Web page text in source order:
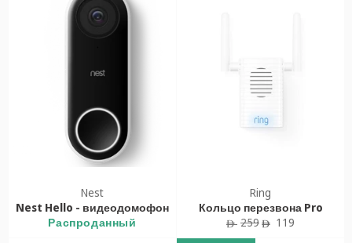
Nest
Nest Hello - видеодомофон
Распроданный
Ring
Кольцо перезвона Pro
Обычная
цена
ê 259Цена
ê 119